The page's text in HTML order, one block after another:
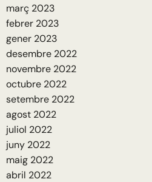
març 2023
febrer 2023
gener 2023
desembre 2022
novembre 2022
octubre 2022
setembre 2022
agost 2022
juliol 2022
juny 2022
maig 2022
abril 2022